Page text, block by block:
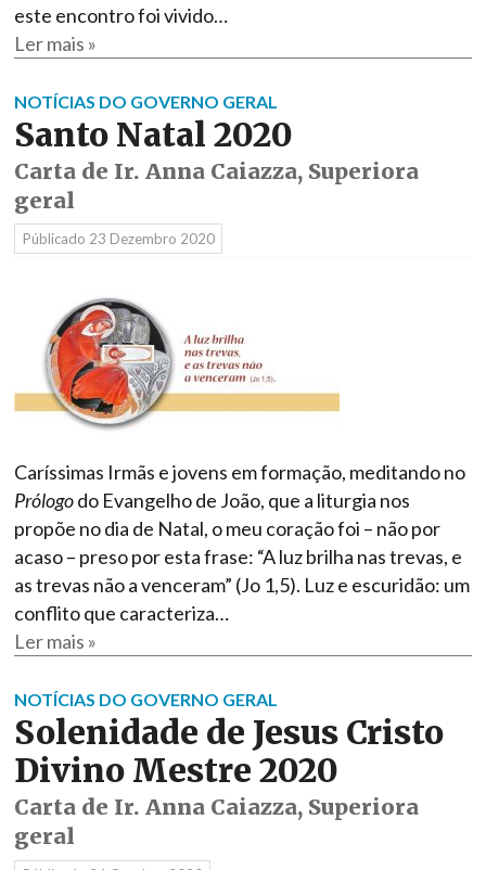
este encontro foi vivido…
Ler mais »
NOTÍCIAS DO GOVERNO GERAL
Santo Natal 2020
Carta de Ir. Anna Caiazza, Superiora
geral
Públicado 23 Dezembro 2020
Caríssimas Irmãs e jovens em formação, meditando no
Prólogodo Evangelho de João, que a liturgia nos
propõe no dia de Natal, o meu coração foi – não por
acaso – preso por esta frase: “A luz brilha nas trevas, e
as trevas não a venceram” (Jo 1,5). Luz e escuridão: um
conflito que caracteriza…
Ler mais »
NOTÍCIAS DO GOVERNO GERAL
Solenidade de Jesus Cristo
Divino Mestre 2020
Carta de Ir. Anna Caiazza, Superiora
geral